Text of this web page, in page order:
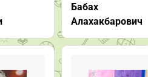
Бабах
Алахакбарович